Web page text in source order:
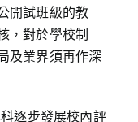
開試班級的教
，對於學校制
及業界須再作深
逐步發展校內評